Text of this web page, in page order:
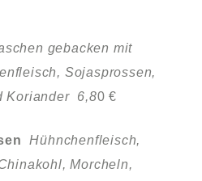
gebacken mit
Sojasprossen,
Koriander 6,80 €
Hühnchenfleisch,
Morcheln,